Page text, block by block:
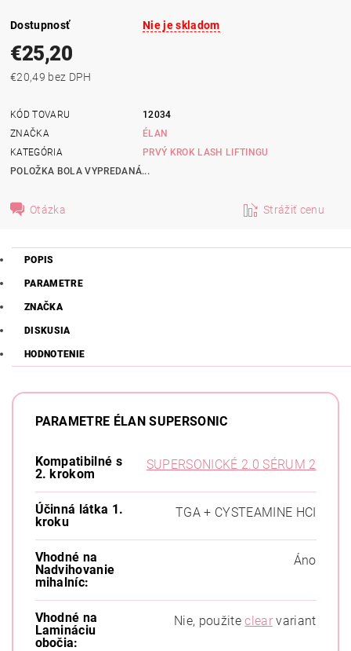
Dostupnosť Nie je skladom
€25,20
€20,49 bez DPH
KÓD TOVARU
12034
ZNAČKA
ÉLAN
KATEGÓRIA
PRVÝ KROK LASH LIFTINGU
POLOŽKA BOLA VYPREDANÁ...
Otázka Strážiť cenu
POPIS
PARAMETRE
ZNAČKA
DISKUSIA
HODNOTENIE
PARAMETRE ÉLAN SUPERSONIC
Kompatibilné s
2. krokom
SUPERSONICKÉ 2.0 SÉRUM 2
Účinná látka 1.
kroku
TGA + CYSTEAMINE HCI
Vhodné na
Nadvihovanie
mihalníc:
Áno
Vhodné na
Lamináciu
obočia:
Nie, použiteclearvariant